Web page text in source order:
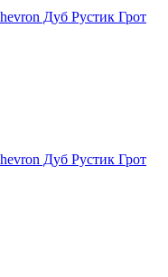
Дуб Рустик Грот
Дуб Рустик Грот